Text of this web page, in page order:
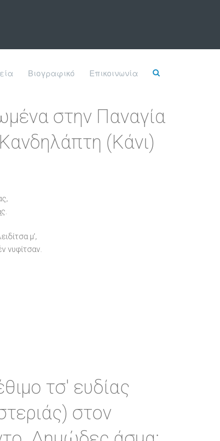
Βιογραφικό Επικοινωνία
στην Παναγία
(Κάνι)
μ’,
νυφίτσαν.
τσ' ευδίας
στον